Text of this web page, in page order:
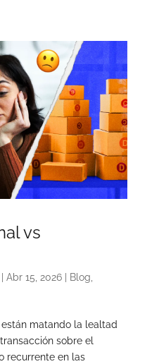
vs
Abr 15, 2026| Blog
matando la lealtad
sobre el
recurrente en las